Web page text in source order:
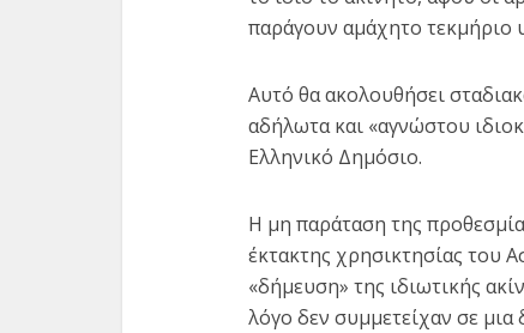
παράγουν αμάχητο τεκμήριο
Αυτό θα ακολουθήσει
αδήλωτα και «αγνώστου
Ελληνικό Δημόσιο.
Η μη παράταση της
έκτακτης χρησικτησίας του
«δήμευση» της ιδιωτικής
λόγο δεν συμμετείχαν σε μια